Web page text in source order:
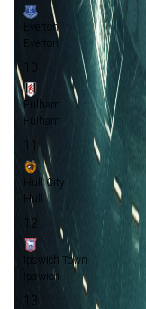
Everton
Everton
10
Fulham
Fulham
11
Hull City
Hull
12
Ipswich Town
Ipswich
13